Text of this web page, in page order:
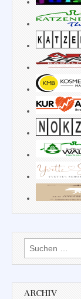
Suchen
nach:
ARCHIV